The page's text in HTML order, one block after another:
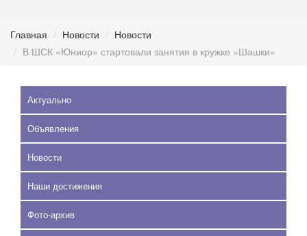
Главная Новости
Новости
В ШСК «Юниор» стартовали занятия в кружке «Шашки»
Актуально
Объявления
Новости
Наши достижения
Фото-архив